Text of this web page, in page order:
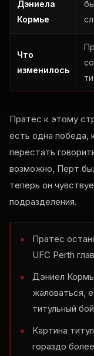
Дэниела
Кормье
Что
изменилось
Пратес к этому
есть одна победа,
перестать
возможно, Перт
теперь он
подразделения.
Пратес
UFC Perth
Дэниел
жаловаться,
титульный
Картина
гораздо